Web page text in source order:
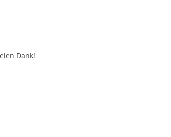
Dank!